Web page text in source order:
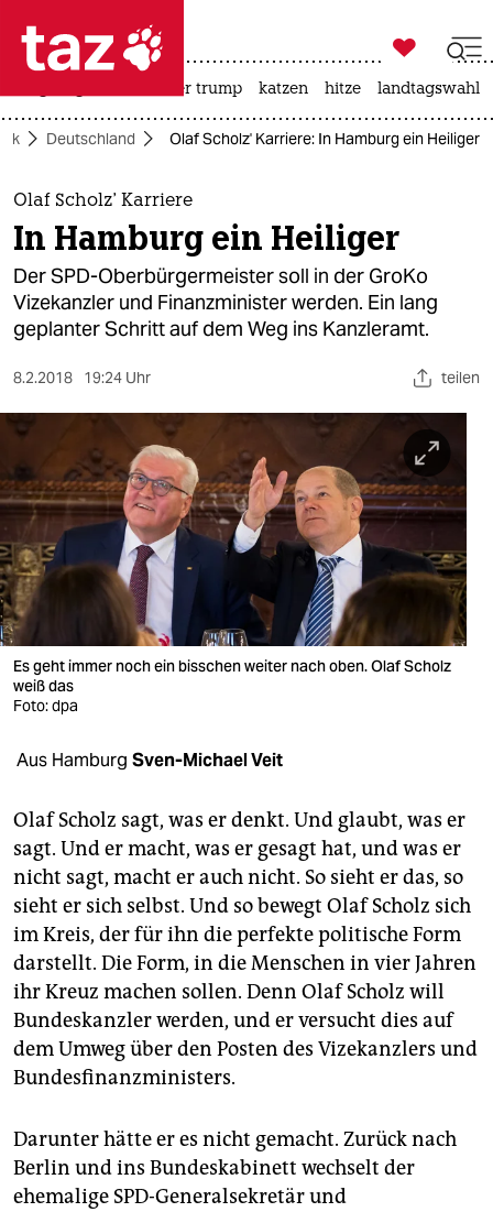
 taz zahl ich
taz zahl ich
themen
politik
öko
gesellschaft
sport
berlin
nord
wahrheit
verlag
verlag
shop
fragen & hilfe
unterstützen
abo
genossenschaft
epaper login

taz zahl ich
usa unter trump katzen hitze landtagswahl
Deutschland Olaf Scholz' Karriere: In Hamburg ein Heiliger
Olaf Scholz' Karriere
In Hamburg ein Heiliger
Der SPD-Oberbürgermeister soll in der GroKo
Vizekanzler und Finanzminister werden. Ein lang
geplanter Schritt auf dem Weg ins Kanzleramt.
8.2.2018 19:24 Uhr teilen
Es geht immer noch ein bisschen weiter nach oben. Olaf Scholz
weiß das
Foto: dpa
Aus Hamburg Sven-Michael Veit
Olaf Scholz sagt, was er denkt. Und glaubt, was er
sagt. Und er macht, was er gesagt hat, und was er
nicht sagt, macht er auch nicht. So sieht er das, so
sieht er sich selbst. Und so bewegt Olaf Scholz sich
im Kreis, der für ihn die perfekte politische Form
darstellt. Die Form, in die Menschen in vier Jahren
ihr Kreuz machen sollen. Denn Olaf Scholz will
Bundeskanzler werden, und er versucht dies auf
dem Umweg über den Posten des Vizekanzlers und
Bundes­finanzministers.
Darunter hätte er es nicht gemacht. Zurück nach
Berlin und ins Bundeskabinett wechselt der
ehemalige SPD-Generalsekretär und